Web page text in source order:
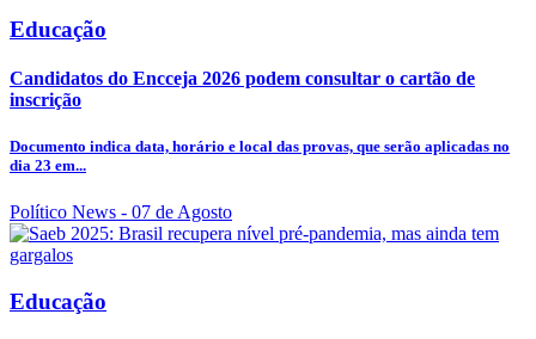
Educação
Candidatos do Encceja 2026 podem consultar o cartão de
inscrição
Documento indica data, horário e local das provas, que serão aplicadas no
dia 23 em...
Político News - 07 de Agosto
Educação